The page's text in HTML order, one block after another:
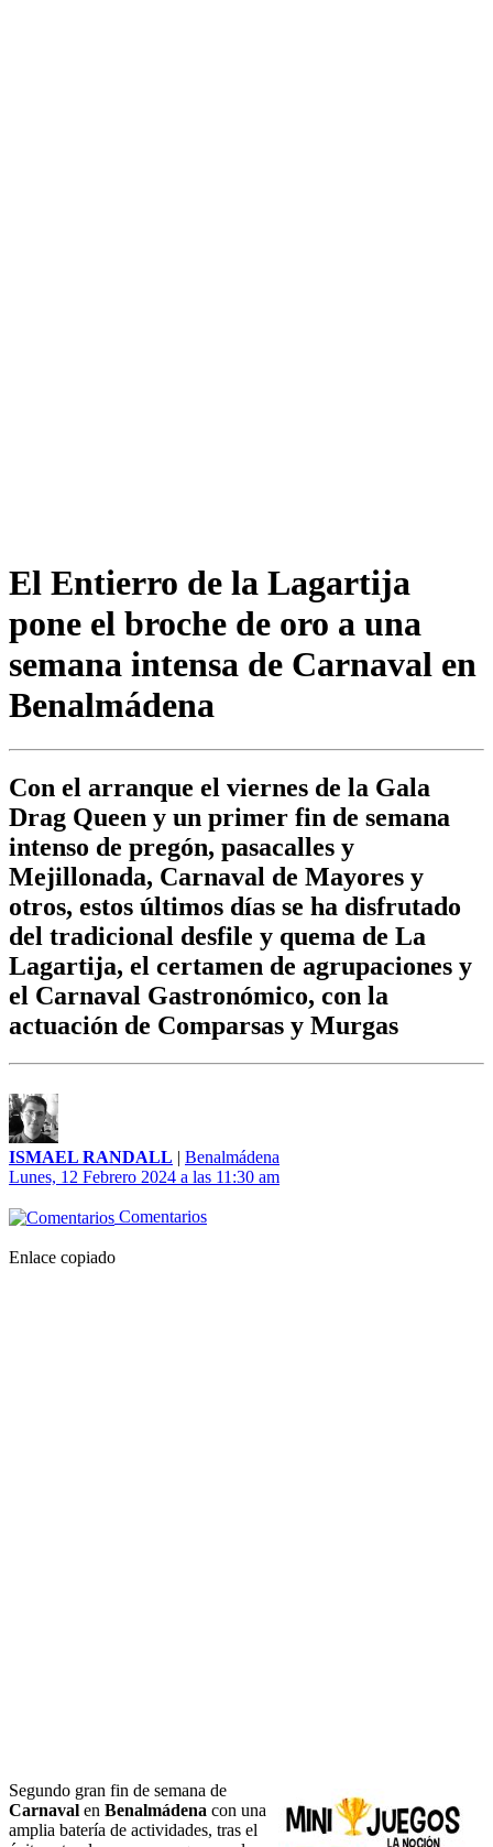
El Entierro de la Lagartija
pone el broche de oro a una
semana intensa de Carnaval en
Benalmádena
Con el arranque el viernes de la Gala
Drag Queen y un primer fin de semana
intenso de pregón, pasacalles y
Mejillonada, Carnaval de Mayores y
otros, estos últimos días se ha disfrutado
del tradicional desfile y quema de La
Lagartija, el certamen de agrupaciones y
el Carnaval Gastronómico, con la
actuación de Comparsas y Murgas
ISMAEL RANDALL | Benalmádena
Lunes, 12 Febrero 2024 a las 11:30 am
Comentarios
Enlace copiado
Segundo gran fin de semana de
Carnaval en Benalmádena con una
amplia batería de actividades, tras el